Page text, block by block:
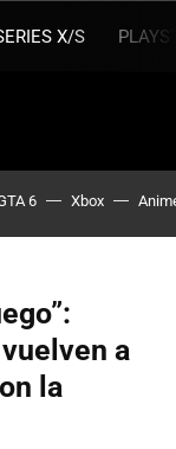
X/S
6 Xbox
a
la